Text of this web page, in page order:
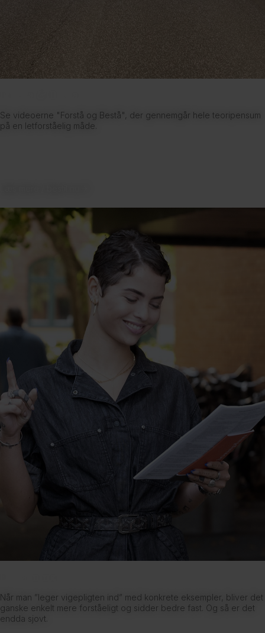
Se videoerne "Forstå og Bestå", der gennemgår hele teoripensum
på en letforståelig måde.
Når man ”leger vigepligten ind” med konkrete eksempler, bliver det
ganske enkelt mere forståeligt og sidder bedre fast. Og så er det
endda sjovt.